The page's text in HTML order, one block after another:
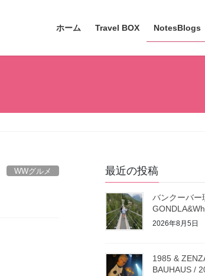
ホーム Travel BOX NotesBlogs
WWグルメ 最近の投稿
バンクーバー
2026年8月5日
1985 &
BAUHAUS /